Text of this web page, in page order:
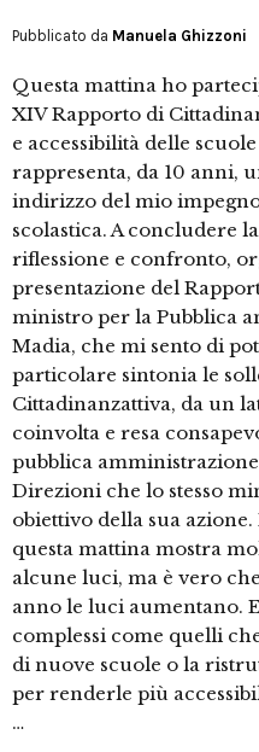
Pubblicato da Manuela Ghizzoni
Questa mattina ho
XIV Rapporto di
e accessibilità delle
rappresenta, da 10 anni,
indirizzo del mio
scolastica. A concludere
riflessione e confronto,
presentazione del
ministro per la Pubblica
Madia, che mi sento di
particolare sintonia le
Cittadinanzattiva, da un
coinvolta e resa
pubblica
Direzioni che lo stesso
obiettivo della sua
questa mattina mostra
alcune luci, ma è vero
anno le luci aumentano.
complessi come quelli
di nuove scuole o la
per renderle più
…